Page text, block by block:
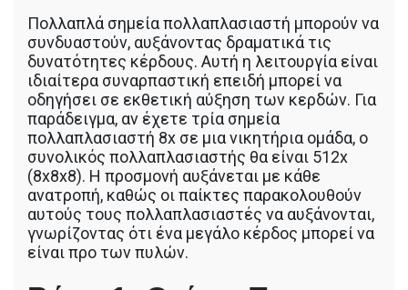
Πολλαπλά σημεία πολλαπλασιαστή μπορούν να
συνδυαστούν, αυξάνοντας δραματικά τις
δυνατότητες κέρδους. Αυτή η λειτουργία είναι
ιδιαίτερα συναρπαστική επειδή μπορεί να
οδηγήσει σε εκθετική αύξηση των κερδών. Για
παράδειγμα, αν έχετε τρία σημεία
πολλαπλασιαστή 8x σε μια νικητήρια ομάδα, ο
συνολικός πολλαπλασιαστής θα είναι 512x
(8x8x8). Η προσμονή αυξάνεται με κάθε
ανατροπή, καθώς οι παίκτες παρακολουθούν
αυτούς τους πολλαπλασιαστές να αυξάνονται,
γνωρίζοντας ότι ένα μεγάλο κέρδος μπορεί να
είναι προ των πυλών.